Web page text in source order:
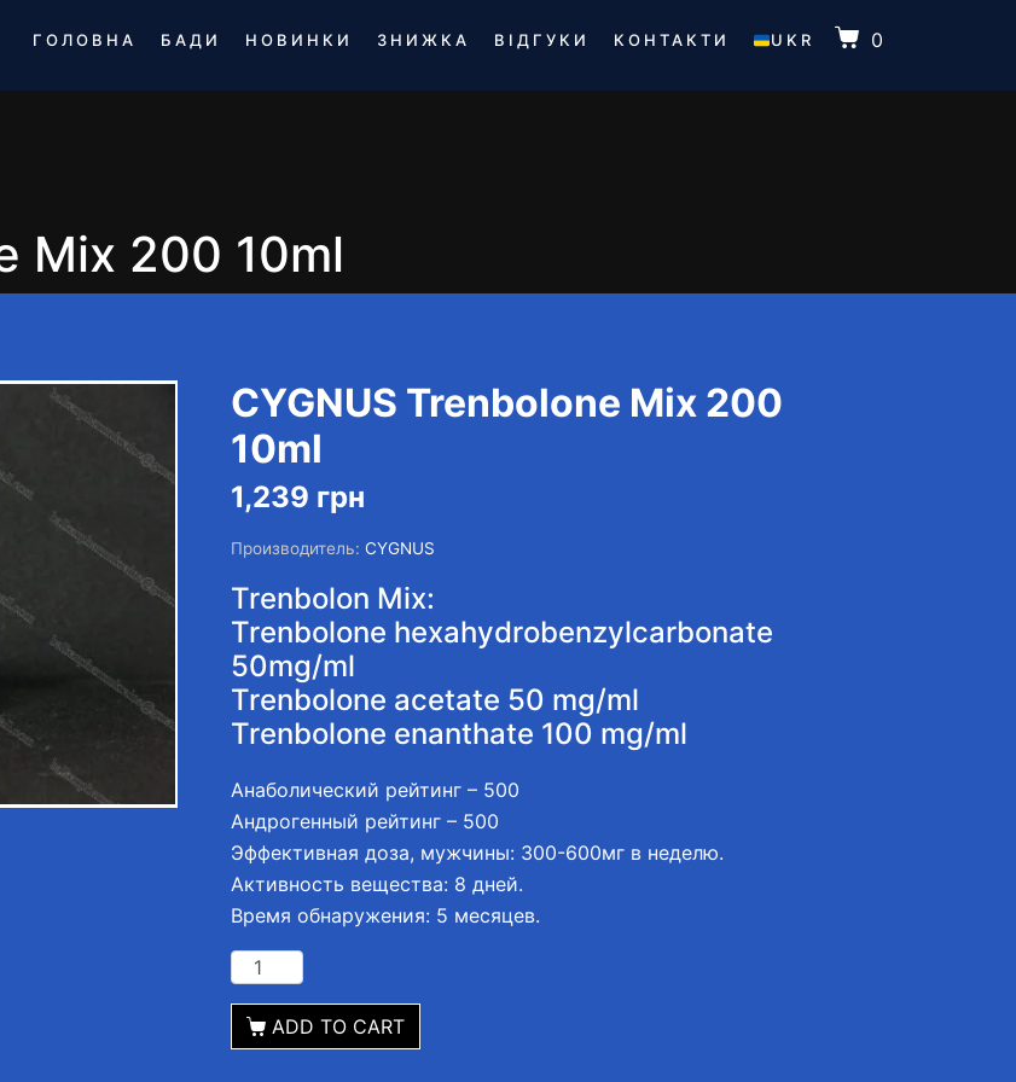
ГОЛОВНА БАДИ НОВИНКИ ЗНИЖКА ВІДГУКИ КОНТАКТИ UKR 0
Mix 200 10ml
CYGNUS Trenbolone Mix 200
10ml
1,239 грн
Производитель: CYGNUS
Trenbolon Mix:
Trenbolone hexahydrobenzylcarbonate
50mg/ml
Trenbolone acetate 50 mg/ml
Trenbolone enanthate 100 mg/ml
Анаболический рейтинг – 500
Андрогенный рейтинг – 500
Эффективная доза, мужчины: 300-600мг в неделю.
Активность вещества: 8 дней.
Время обнаружения: 5 месяцев.
ADD TO CART